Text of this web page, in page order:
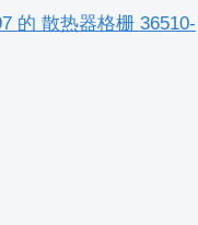
的 散热器格栅 36510-